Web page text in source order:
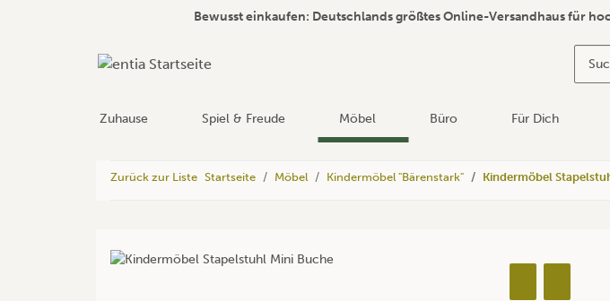
Bewusst einkaufen: Deutschlands größtes Online-Versandhaus für
Zuhause Spiel & Freude Möbel Büro Für Dich
Zurück zur Liste Startseite Möbel Kindermöbel "Bärenstark" Kindermöbel